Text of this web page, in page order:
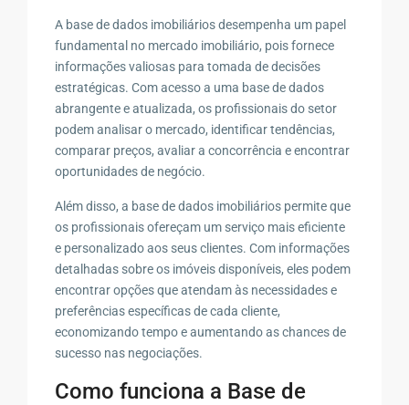
A base de dados imobiliários desempenha um papel
fundamental no mercado imobiliário, pois fornece
informações valiosas para tomada de decisões
estratégicas. Com acesso a uma base de dados
abrangente e atualizada, os profissionais do setor
podem analisar o mercado, identificar tendências,
comparar preços, avaliar a concorrência e encontrar
oportunidades de negócio.
Além disso, a base de dados imobiliários permite que
os profissionais ofereçam um serviço mais eficiente
e personalizado aos seus clientes. Com informações
detalhadas sobre os imóveis disponíveis, eles podem
encontrar opções que atendam às necessidades e
preferências específicas de cada cliente,
economizando tempo e aumentando as chances de
sucesso nas negociações.
Como funciona a Base de